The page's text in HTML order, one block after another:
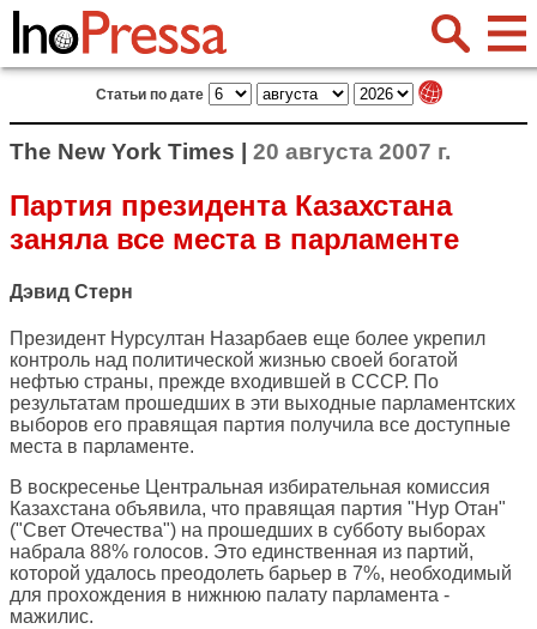
Статьи по дате
The New York Times | 20 августа 2007 г.
Партия президента Казахстана
заняла все места в парламенте
Дэвид Стерн
Президент Нурсултан Назарбаев еще более укрепил
контроль над политической жизнью своей богатой
нефтью страны, прежде входившей в СССР. По
результатам прошедших в эти выходные парламентских
выборов его правящая партия получила все доступные
места в парламенте.
В воскресенье Центральная избирательная комиссия
Казахстана объявила, что правящая партия "Нур Отан"
("Свет Отечества") на прошедших в субботу выборах
набрала 88% голосов. Это единственная из партий,
которой удалось преодолеть барьер в 7%, необходимый
для прохождения в нижнюю палату парламента -
мажилис.